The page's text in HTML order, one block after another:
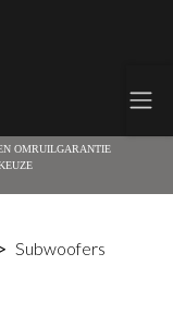
OMRUILGARANTIE
Subwoofers